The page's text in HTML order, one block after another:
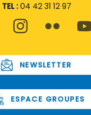
TEL :04 42 31 12 97
NEWSLETTER
ESPACE GROUPES